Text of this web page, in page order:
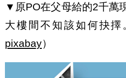
▼原PO在父母給的2千萬
大樓間不知該如何抉擇
pixabay）